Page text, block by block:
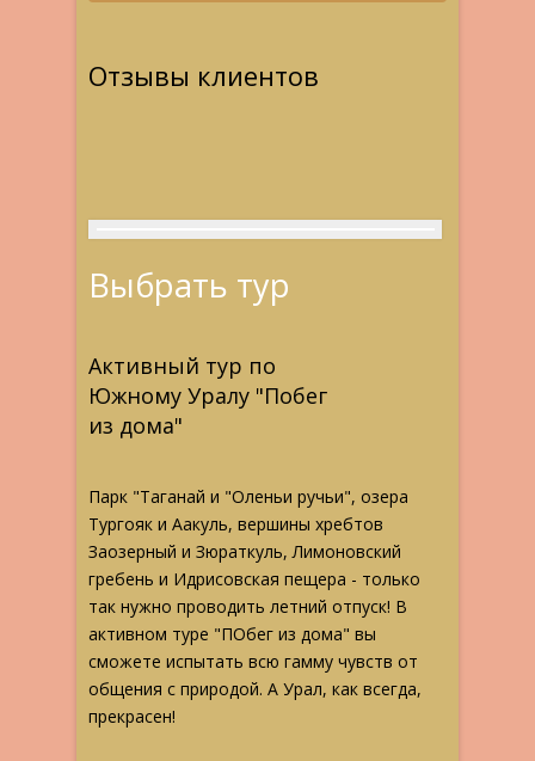
Отзывы клиентов
Выбрать тур
Активный тур по
Южному Уралу "Побег
из дома"
Парк "Таганай и "Оленьи ручьи", озера
Тургояк и Аакуль, вершины хребтов
Заозерный и Зюраткуль, Лимоновский
гребень и Идрисовская пещера - только
так нужно проводить летний отпуск! В
активном туре "ПОбег из дома" вы
сможете испытать всю гамму чувств от
общения с природой. А Урал, как всегда,
прекрасен!